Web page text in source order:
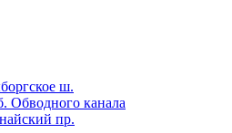
ш.
Обводного канала
пр.